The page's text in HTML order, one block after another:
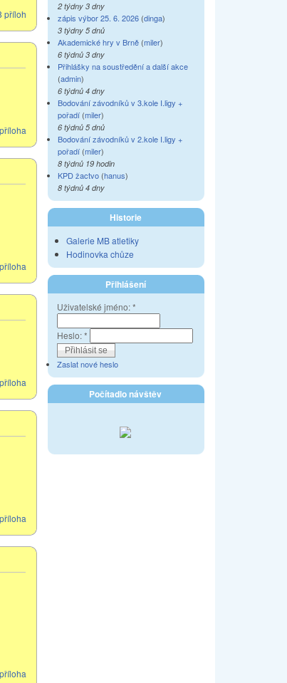
příloh
2 týdny 3 dny
zápis výbor 25. 6. 2026(dinga)
3 týdny 5 dnů
Akademické hry v Brně(miler)
6 týdnů 3 dny
Přihlášky na soustředění a další akce
(admin)
6 týdnů 4 dny
Bodování závodníků v 3.kole I.ligy +
pořadí(miler)
6 týdnů 5 dnů
Bodování závodníků v 2.kole I.ligy +
pořadí(miler)
8 týdnů 19 hodin
KPD žactvo(hanus)
8 týdnů 4 dny
Historie
Galerie MB atletiky
Hodinovka chůze
Přihlášení
Uživatelské jméno:*
Heslo:*
Zaslat nové heslo
Počítadlo návštěv